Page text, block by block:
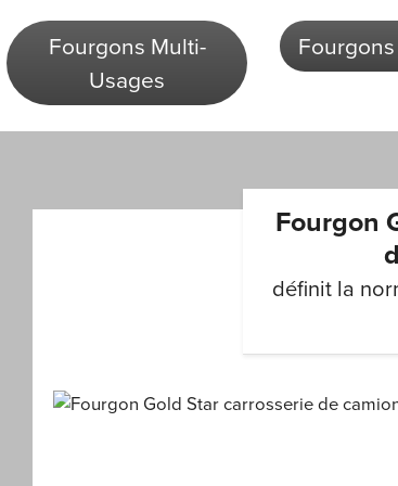
Fourgons Multi-
Usages
Fourgon
définit la